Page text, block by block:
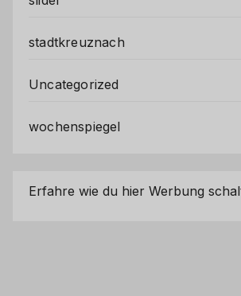
stadtkreuznach
Uncategorized
wochenspiegel
Erfahre wie du hier Werbung